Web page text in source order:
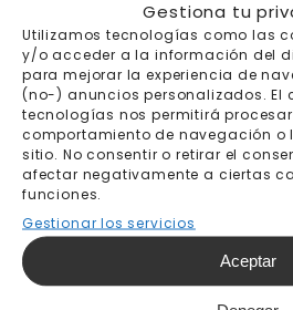
Gestiona tu
Utilizamos tecnologías como las
y/o acceder a la información del
para mejorar la experiencia de
(no-) anuncios personalizados. El
tecnologías nos permitirá
comportamiento de navegación o
sitio. No consentir o retirar el
afectar negativamente a ciertas
funciones.
Gestionar los servicios
Aceptar
15% de descuento
hasta el 17 de julio
Añadir al
Envío gratis a partir de